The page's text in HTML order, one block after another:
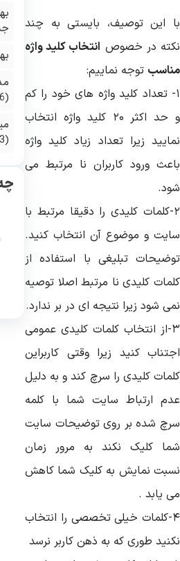
این توصیف، بایستی به چند
در خصوصانتخاب کلید واژه
توجه نماییم:
۱- تعداد کلید واژه های خود را کم
و حد اکثر ۲۰ کلید واژه انتخاب
زیرا تعداد زیاد کلید واژه
ورود کاربران نا مرتبط می
۲-کلمات کلیدی را دقیقا مرتبط با
و موضوع آن انتخاب کنید.
تبلیغی با استفاده از
کلیدی نا مرتبط اصلا توصیه
شود زیرا نتیجه ای در بر ندارد.
۳-از انتخاب کلمات کلیدی عمومی
کنید زیرا وقتی کاربراین
کلیدی را سرچ کند و به دلیل
ارتباط سایت شما با کلمه
شده بر روی توضیحات سایت
کلیک نکند به مرور زمان
نمایش به کلیک شما کاهش
یابد .
۴-کلمات خیلی تخصصی را انتخاب
طوری که به ذهن کاربر نرسد